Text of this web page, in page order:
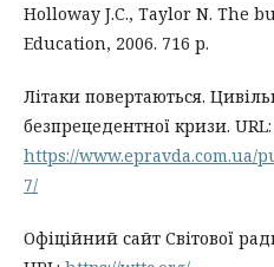
Holloway J.C., Taylor N. The
Education, 2006. 716 р.
Літаки повертаються.
безпрецедентної кризи. URL:
https://www.epravda.com.ua/
7/
Офіційний сайт Світової